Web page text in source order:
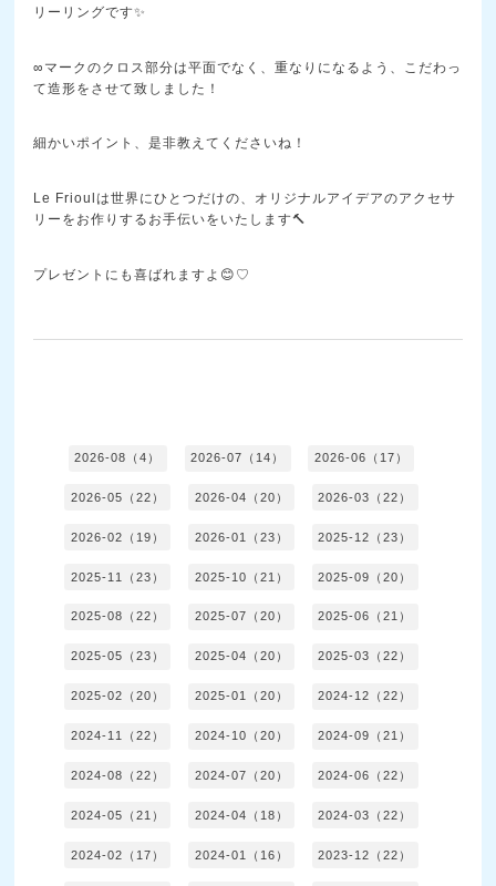
リーリングです✨
∞マークのクロス部分は平面でなく、重なりになるよう、こだわっ
て造形をさせて致しました！
細かいポイント、是非教えてくださいね！
Le Frioulは世界にひとつだけの、オリジナルアイデアのアクセサ
リーをお作りするお手伝いをいたします🔨
プレゼントにも喜ばれますよ😊♡
2026-08（4） 2026-07（14） 2026-06（17）
2026-05（22） 2026-04（20） 2026-03（22）
2026-02（19） 2026-01（23） 2025-12（23）
2025-11（23） 2025-10（21） 2025-09（20）
2025-08（22） 2025-07（20） 2025-06（21）
2025-05（23） 2025-04（20） 2025-03（22）
2025-02（20） 2025-01（20） 2024-12（22）
2024-11（22） 2024-10（20） 2024-09（21）
2024-08（22） 2024-07（20） 2024-06（22）
2024-05（21） 2024-04（18） 2024-03（22）
2024-02（17） 2024-01（16） 2023-12（22）